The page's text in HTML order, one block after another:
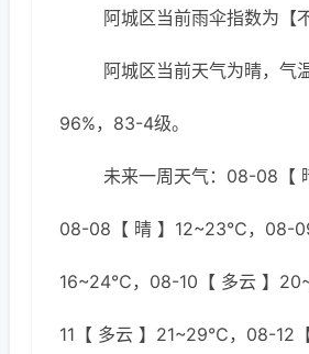
阿城区当前雨伞指数为【
阿城区当前天气为晴，
96%，83-4级。
未来一周天气：08-08【
08-08【 晴 】12~23℃，08-09
16~24℃，08-10【 多云 】
11【 多云 】21~29℃，08-12【